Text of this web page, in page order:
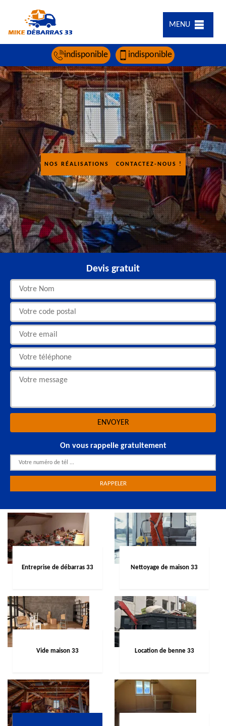
MENU
indisponible indisponible
NOS RÉALISATIONS CONTACTEZ-NOUS !
Devis gratuit
On vous rappelle gratuitement
Entreprise de débarras 33 Nettoyage de maison 33
Vide maison 33 Location de benne 33